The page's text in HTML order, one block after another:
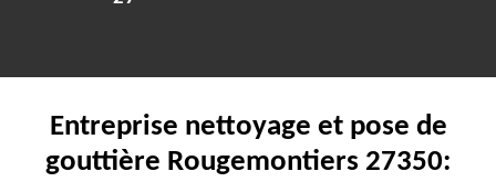
Entreprise nettoyage et pose de
gouttière Rougemontiers 27350: